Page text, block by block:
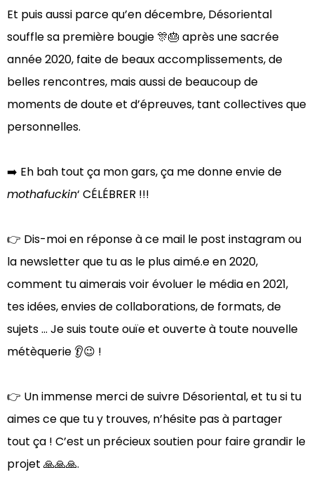
Et puis aussi parce qu’en décembre, Désoriental
souffle sa première bougie 🎊🎂 après une sacrée
année 2020, faite de beaux accomplissements, de
belles rencontres, mais aussi de beaucoup de
moments de doute et d’épreuves, tant collectives que
personnelles.⁠
➡️ Eh bah tout ça mon gars, ça me donne envie de
mothafuckin‘ CÉLÉBRER !!!⁠
👉 Dis-moi en réponse à ce mail le post instagram ou
la newsletter que tu as le plus aimé.e en 2020,
comment tu aimerais voir évoluer le média en 2021,
tes idées, envies de collaborations, de formats, de
sujets … Je suis toute ouïe et ouverte à toute nouvelle
métèquerie 👂😉⁠ !
👉 Un immense merci de suivre Désoriental, et tu si tu
aimes ce que tu y trouves, n’hésite pas à partager
tout ça ! C’est un précieux soutien pour faire grandir le
projet 🙏🙏🙏⁠.